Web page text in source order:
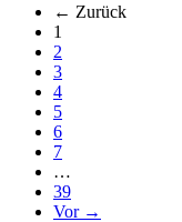
← Zurück
1
2
3
4
5
6
7
…
39
Vor →